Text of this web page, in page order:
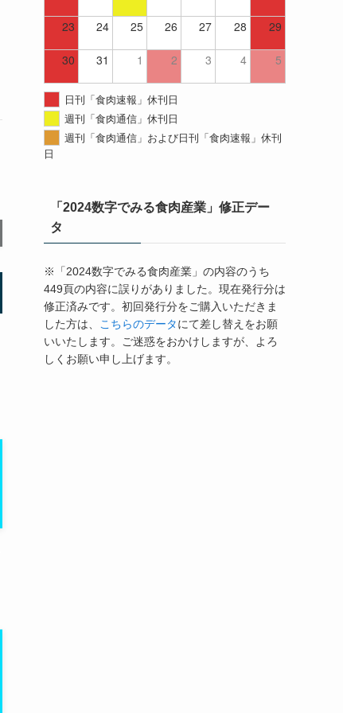
23 24 25 26 27 28 29
30 31 1 2 3 4 5
日刊「食肉速報」休刊日
週刊「食肉通信」休刊日
週刊「食肉通信」および日刊「食肉速報」休刊
日
「2024数字でみる食肉産業」修正デー
タ
※「2024数字でみる食肉産業」の内容のうち
449頁の内容に誤りがありました。現在発行分は
修正済みです。初回発行分をご購入いただきま
した方は、
こちらのデータにて差し替えをお願
いいたします。ご迷惑をおかけしますが、よろ
しくお願い申し上げます。